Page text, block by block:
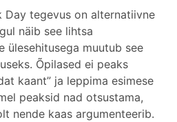
Day tegevus on alternatiivne
näib see lihtsa
ülesehitusega muutub see
Õpilased ei peaks
kaant” ja leppima esimese
peaksid nad otsustama,
nende kaas argumenteerib.